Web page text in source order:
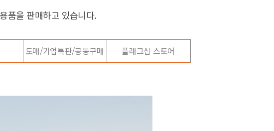
품을 판매하고 있습니다.
도매/기업특판/공동구매 플래그십 스토어